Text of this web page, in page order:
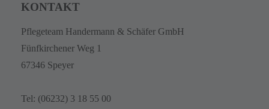
KONTAKT
Pflegeteam Handermann & Schäfer GmbH
Fünfkirchener Weg 1
67346 Speyer
Tel: (06232) 3 18 55 00